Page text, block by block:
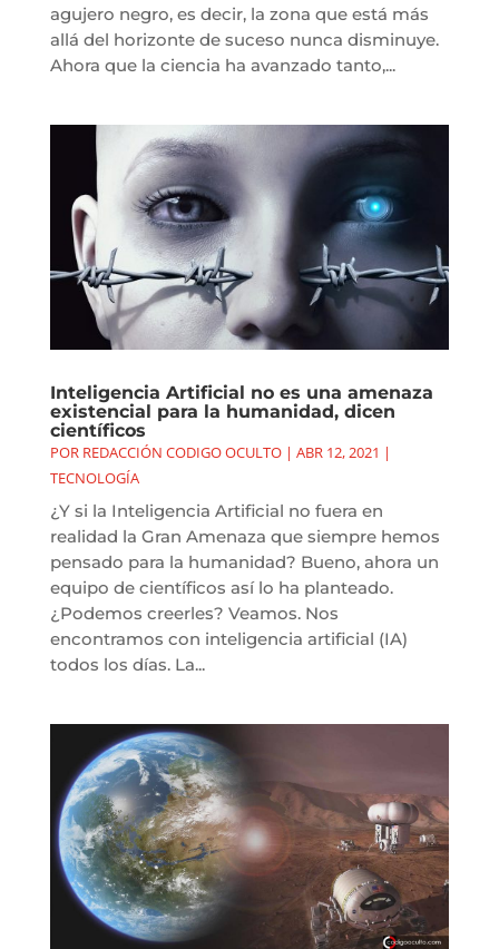
agujero negro, es decir, la zona que está más
allá del horizonte de suceso nunca disminuye.
Ahora que la ciencia ha avanzado tanto,...
Inteligencia Artificial no es una amenaza
existencial para la humanidad, dicen
científicos
POR REDACCIÓN CODIGO OCULTO| ABR 12, 2021 |
TECNOLOGÍA
¿Y si la Inteligencia Artificial no fuera en
realidad la Gran Amenaza que siempre hemos
pensado para la humanidad? Bueno, ahora un
equipo de científicos así lo ha planteado.
¿Podemos creerles? Veamos. Nos
encontramos con inteligencia artificial (IA)
todos los días. La...